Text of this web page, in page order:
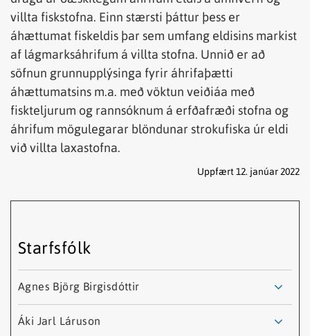
villta fiskstofna. Einn stærsti þáttur þess er
áhættumat fiskeldis þar sem umfang eldisins markist
af lágmarksáhrifum á villta stofna. Unnið er að
söfnun grunnupplýsinga fyrir áhrifaþætti
áhættumatsins m.a. með vöktun veiðiáa með
fiskteljurum og rannsóknum á erfðafræði stofna og
áhrifum mögulegarar blöndunar strokufiska úr eldi
við villta laxastofna.
Uppfært 12. janúar 2022
Starfsfólk
Agnes Björg Birgisdóttir
Áki Jarl Láruson